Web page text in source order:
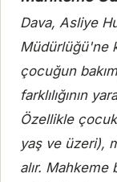
Dava, Asliye
Müdürlüğü'ne
çocuğun
farklılığının
Özellikle
yaş ve üzeri),
alır.